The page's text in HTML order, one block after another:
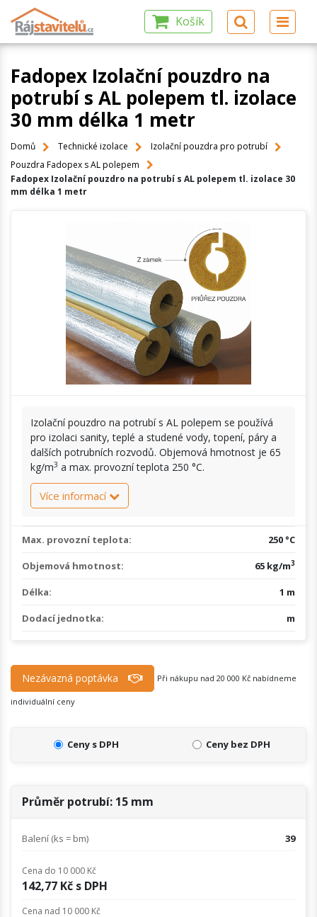
Košík
Fadopex Izolační pouzdro na
potrubí s AL polepem tl. izolace
30 mm délka 1 metr
Domů Technické izolace
Izolační pouzdra pro potrubí
Pouzdra Fadopex s AL polepem
Fadopex Izolační pouzdro na potrubí s AL polepem tl. izolace 30
mm délka 1 metr
Izolační pouzdro na potrubí s AL polepem se používá
pro izolaci sanity, teplé a studené vody, topení, páry a
dalších potrubních rozvodů. Objemová hmotnost je 65
kg/m3 a max. provozní teplota 250 °C.
Více informací
Max. provozní teplota: 250 °C
Objemová hmotnost: 65 kg/m3
Délka: 1 m
Dodací jednotka: m
Nezávazná poptávka Při nákupu nad 20 000 Kč nabídneme
individuální ceny
Ceny s DPH Ceny bez DPH
Průměr potrubí: 15 mm
Balení (ks = bm) 39
Cena do 10 000 Kč
142,77 Kč s DPH
Cena nad 10 000 Kč